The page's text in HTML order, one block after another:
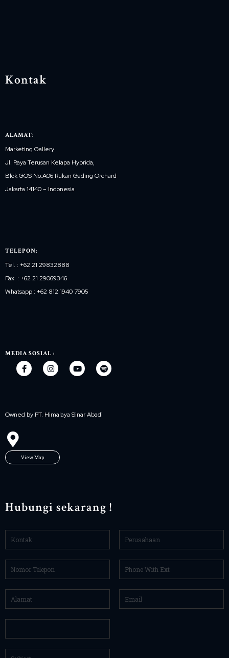
Kontak
ALAMAT:
Marketing Gallery
Jl. Raya Terusan Kelapa Hybrida,
Blok GOS No.A06 Rukan Gading Orchard
Jakarta 14140 – Indonesia
TELEPON:
Tel. : +62 21 29832888
Fax. : +62 21 29069346
Whatsapp : +62 812 1940 7905
MEDIA SOSIAL :
Owned by PT. Himalaya Sinar Abadi
View Map
Hubungi sekarang !